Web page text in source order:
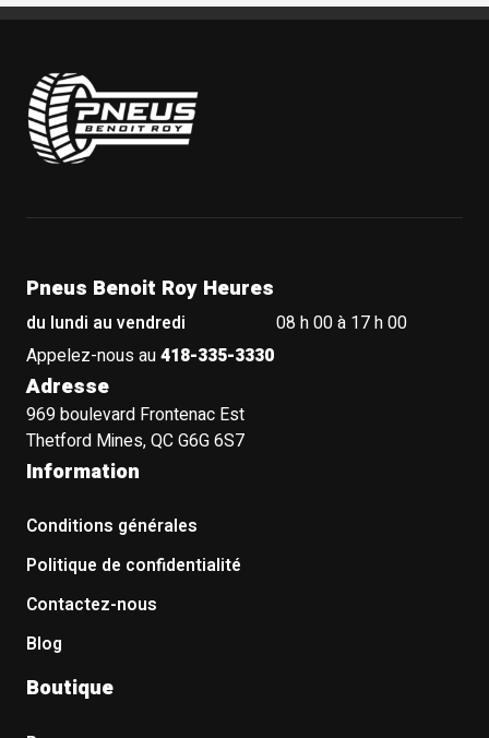
Pneus Benoit Roy
Pneus Benoit Roy Heures
du lundi au vendredi
08 h 00 à 17 h 00
Appelez-nous au418-335-3330
Adresse
969 boulevard Frontenac Est
Thetford Mines, QC G6G 6S7
Information
Conditions générales
Politique de confidentialité
Contactez-nous
Blog
Boutique